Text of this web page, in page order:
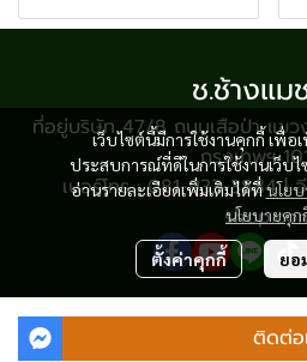
ติดต่อ
เว็บไซต์นี้มีการใช้งานคุกกี้ เพื่
ประสบการณ์ที่ดีในการใช้งานเว็บ
อ่านรายละเอียดเพิ่มเติมได้ที่นโย
นโยบายคุก
ตั้งค่าคุกกี้ ยอ
ช.ช้างแม
ที่อยู่บริษัท 47/8 ถนนเสือป่า แขว
กรุงเทพฯ
เบอร์โทร : 081-933-3884 |
© Copyright 2024 All